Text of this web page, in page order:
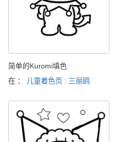
简单的Kuromi填色
在 ：
儿童着色页 : 三丽鸥